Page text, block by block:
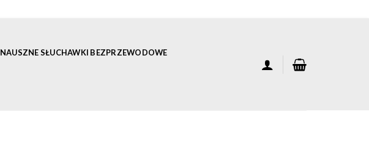
NAUSZNE SŁUCHAWKI BEZPRZEWODOWE